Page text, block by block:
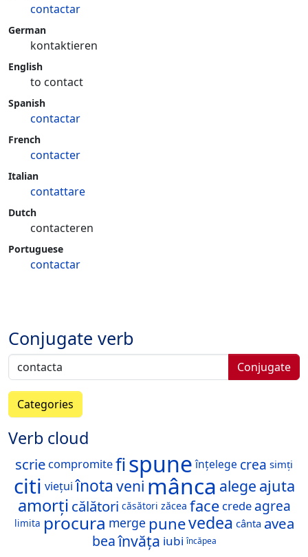
contactar
German
kontaktieren
English
to contact
Spanish
contactar
French
contacter
Italian
contattare
Dutch
contacteren
Portuguese
contactar
Conjugate verb
Conjugate
Categories
Verb cloud
scrie compromitefispune înțelege crea simți
citi viețui înota veni mânca alege ajuta
amorți călători căsători zăcea face crede agrea
limita procura merge punevedea cânta avea
beaînvăța iubi încăpea